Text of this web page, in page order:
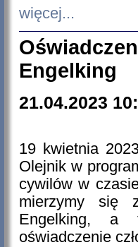
więcej...
Engelking
21.04.2023
19 kwietnia
Olejnik w
cywilów w
mierzymy się
Engelking, a
oświadczenie